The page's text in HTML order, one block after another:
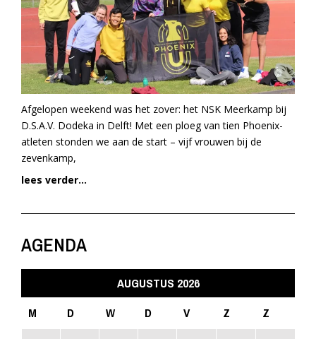
Afgelopen weekend was het zover: het NSK Meerkamp bij
D.S.A.V. Dodeka in Delft! Met een ploeg van tien Phoenix-
atleten stonden we aan de start – vijf vrouwen bij de
zevenkamp,
lees verder...
AGENDA
AUGUSTUS 2026
M
D W D V Z Z